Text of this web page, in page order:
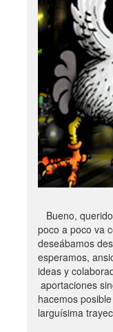
Bueno,
poco a poco va
deseábamos
esperamos,
ideas y
aportaciones
hacemos
larguísima